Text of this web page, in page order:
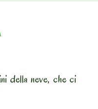
della neve, che ci